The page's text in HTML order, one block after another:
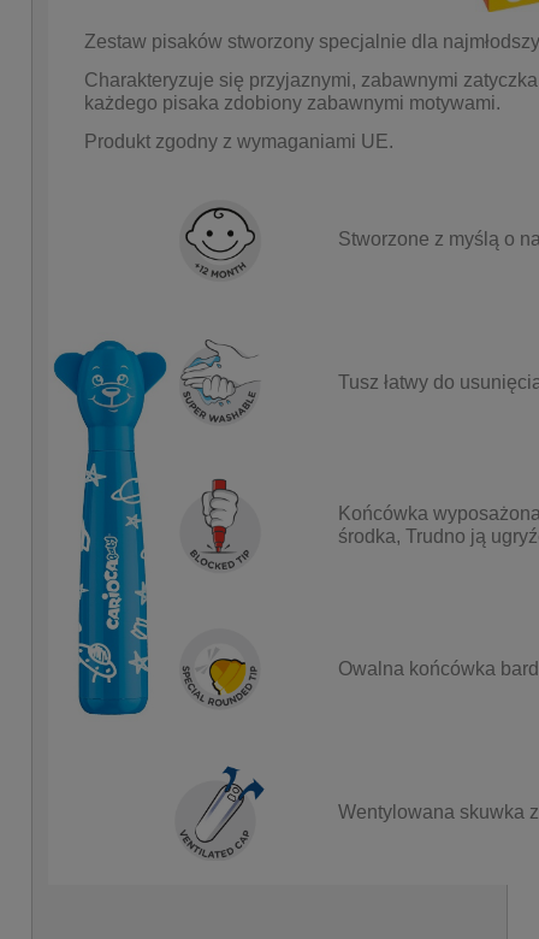
Zestaw pisaków stworzony specjalnie dla
Charakteryzuje się przyjaznymi, zabawnymi
każdego pisaka zdobiony zabawnymi motywami.
Produkt zgodny z wymaganiami UE.
Stworzone z myślą o
Tusz łatwy do
Końcówka
środka, Trudno ją
Owalna końcówka
Wentylowana skuwka